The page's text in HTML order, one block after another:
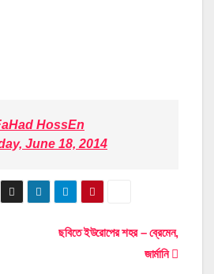
HossEn
June 18, 2014
ছবিতে ইউরোপের শহর – ব্রেমেন,
জার্মানি